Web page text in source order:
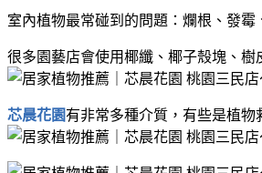
室內植物最常碰到的問題：爛根、發
很多園藝店會使用椰纖、椰子殼塊、
芯晨花園有非常多種介質，有些是植